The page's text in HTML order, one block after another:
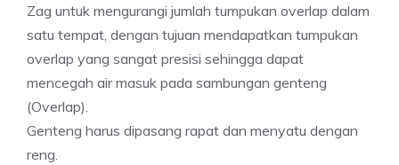
Zag untuk mengurangi jumlah tumpukan overlap dalam
satu tempat, dengan tujuan mendapatkan tumpukan
overlap yang sangat presisi sehingga dapat
mencegah air masuk pada sambungan genteng
(Overlap).
Genteng harus dipasang rapat dan menyatu dengan
reng.